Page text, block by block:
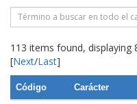
113 items found, displaying
[Next/Last]
Código Carácter